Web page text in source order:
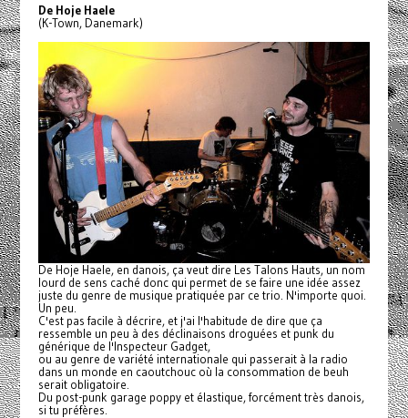
De Hoje Haele
(K-Town, Danemark)
De Hoje Haele, en danois, ça veut dire Les Talons Hauts, un nom
lourd de sens caché donc qui permet de se faire une idée assez
juste du genre de musique pratiquée par ce trio. N'importe quoi.
Un peu.
C'est pas facile à décrire, et j'ai l'habitude de dire que ça
ressemble un peu à des déclinaisons droguées et punk du
générique de l'Inspecteur Gadget,
ou au genre de variété internationale qui passerait à la radio
dans un monde en caoutchouc où la consommation de beuh
serait obligatoire.
Du post-punk garage poppy et élastique, forcément très danois,
si tu préfères.